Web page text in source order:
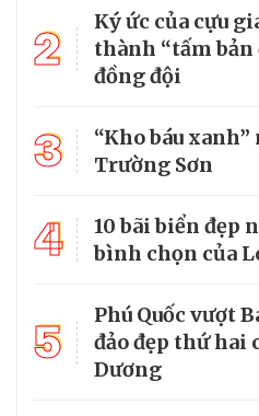
2
Ký ức của cựu
thành “tấm
đồng đội
3
“Kho báu
Trường Sơn
4
10 bãi biển đẹp
bình chọn của
5
Phú Quốc vượt
đảo đẹp thứ hai
Dương